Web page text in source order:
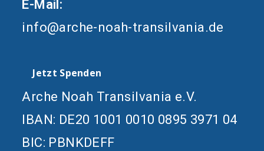
E-Mail:
info@arche-noah-transilvania.de
Jetzt Spenden
Arche Noah Transilvania e.V.
IBAN: DE20 1001 0010 0895 3971 04
BIC: PBNKDEFF